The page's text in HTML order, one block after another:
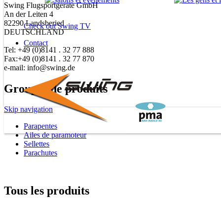
Check out Swing TV
Contact
Swing Flugsportgeräte GmbH
An der Leiten 4
82290 Landsberied
DEUTSCHLAND
Tel: +49 (0)8141 . 32 77 888
Fax:+49 (0)8141 . 32 77 870
e-mail: info@swing.de
Groupes de produits
Skip navigation
Parapentes
Ailes de paramoteur
Sellettes
Parachutes
Tous les produits